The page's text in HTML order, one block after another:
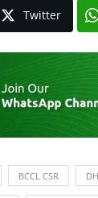
Twitter
BCCL CSR